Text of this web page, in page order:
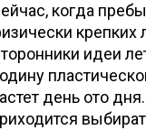
когда
крепких
идеи
день ото